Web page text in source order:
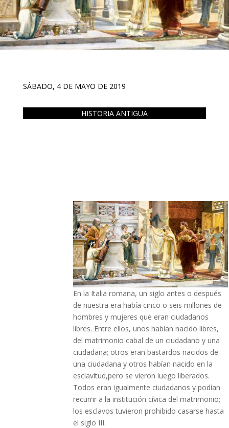
SÁBADO, 4 DE MAYO DE 2019
HISTORIA ANTIGUA
En la Italia romana, un siglo antes o después
de nuestra era había cinco o seis millones de
hombres y mujeres que eran ciudadanos
libres. Entre ellos, unos habían nacido libres,
del matrimonio cabal de un ciudadano y una
ciudadana; otros eran bastardos nacidos de
una ciudadana y otros habían nacido en la
esclavitud,pero se vieron luego liberados.
Todos eran igualmente ciudadanos y podían
recurrir a la institución cívica del matrimonio;
los esclavos tuvieron prohibido casarse hasta
el siglo III.